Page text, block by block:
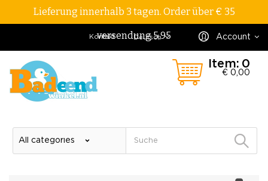
Lieferung innerhalb 3 tagen. Order über € 35
versendung 5,95 Account
Deutsch
Kontakt
Item: 0
€ 0,00